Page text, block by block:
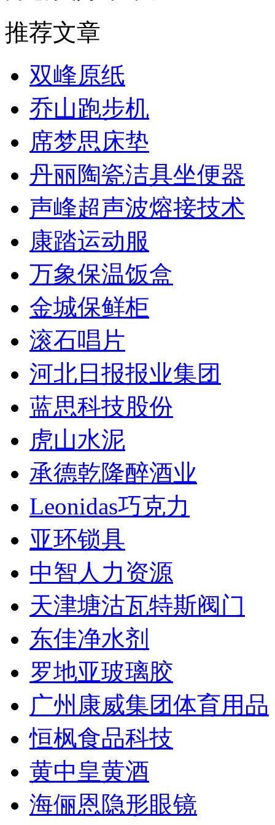
推荐文章
双峰原纸
乔山跑步机
席梦思床垫
丹丽陶瓷洁具坐便器
声峰超声波熔接技术
康踏运动服
万象保温饭盒
金城保鲜柜
滚石唱片
河北日报报业集团
蓝思科技股份
虎山水泥
承德乾隆醉酒业
Leonidas巧克力
亚环锁具
中智人力资源
天津塘沽瓦特斯阀门
东佳净水剂
罗地亚玻璃胶
广州康威集团体育用品
恒枫食品科技
黄中皇黄酒
海俪恩隐形眼镜